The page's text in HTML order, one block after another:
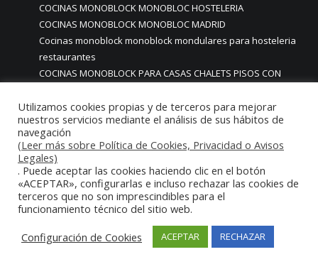
COCINAS MONOBLOCK MONOBLOC HOSTELERIA
COCINAS MONOBLOCK MONOBLOC MADRID
Cocinas monoblock monoblock mondulares para hosteleria
restaurantes
COCINAS MONOBLOCK PARA CASAS CHALETS PISOS CON
COCINAS MONOBLOCK PARA CASAS PARTICULARES
COCINAS MONOBLOCK PARA HOGARES CASAS VIVIENDAS
PARTICULARES MADRID
COCINAS MONOBLOCK PARA HOSTELERIA
COCINAS MONOBLOCK PARA HOTELES
Cocinas monoblock personalizadas a medida
COCINAS MONOBLOCK PROFESIONALES A MEDIDA
COCINAS MONOBLOCK Y BARRAS A MEDIDA RESTAURANTES
Utilizamos cookies propias y de terceros para mejorar
nuestros servicios mediante el análisis de sus hábitos de
navegación
(Leer más sobre Política de Cookies, Privacidad o Avisos
Legales)
. Puede aceptar las cookies haciendo clic en el botón
«ACEPTAR», configurarlas e incluso rechazar las cookies de
terceros que no son imprescindibles para el
funcionamiento técnico del sitio web.
Configuración de Cookies
ACEPTAR RECHAZAR